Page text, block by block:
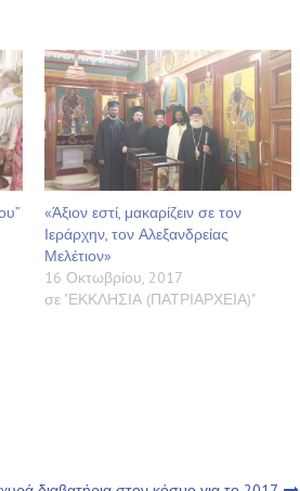
«Άξιον εστί, μακαρίζειν σε τον
Ιεράρχην, τον Αλεξανδρείας
Μελέτιον»
16 Οκτωβρίου, 2017
σε "ΕΚΚΛΗΣΙΑ (ΠΑΤΡΙΑΡΧΕΙΑ)"